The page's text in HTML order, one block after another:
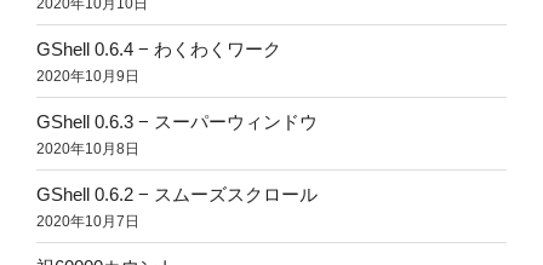
GShell 0.6.4 − わくわくワーク
2020年10月9日
GShell 0.6.3 − スーパーウィンドウ
2020年10月8日
GShell 0.6.2 − スムーズスクロール
2020年10月7日